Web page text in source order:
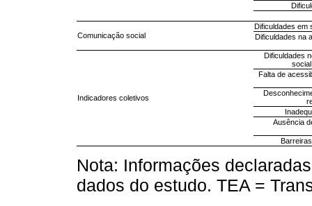
Comunicação social
Dificuldades em
Dificuldades na
Indicadores coletivos
Dificuldades
Falta de
Ausência
Nota: Informações
dados do estudo. TEA =